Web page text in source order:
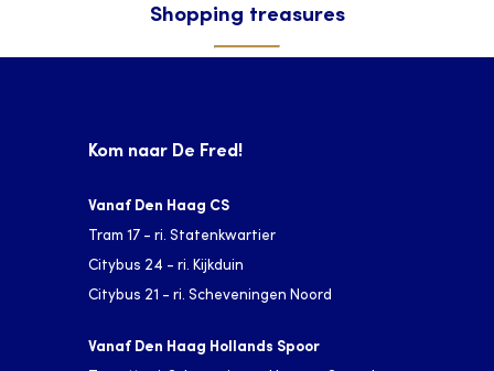
Shopping treasures
Kom naar De Fred!
Vanaf Den Haag CS
Tram 17 - ri. Statenkwartier
Citybus 24 - ri. Kijkduin
Citybus 21 - ri. Scheveningen Noord
Vanaf Den Haag Hollands Spoor